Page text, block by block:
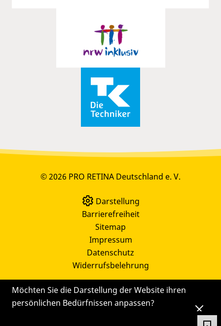
Möchten Sie die Darstellung der Website ihren
persönlichen Bedürfnissen anpassen?
© 2026 PRO RETINA Deutschland e. V.
Darstellung
Barrierefreiheit
Sitemap
Impressum
Datenschutz
Widerrufsbelehrung